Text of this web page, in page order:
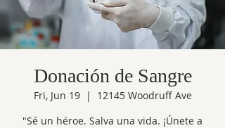
Donación de Sangre
Fri, Jun 19
  |
12145 Woodruff Ave
"Sé un héroe. Salva una vida. ¡Únete a